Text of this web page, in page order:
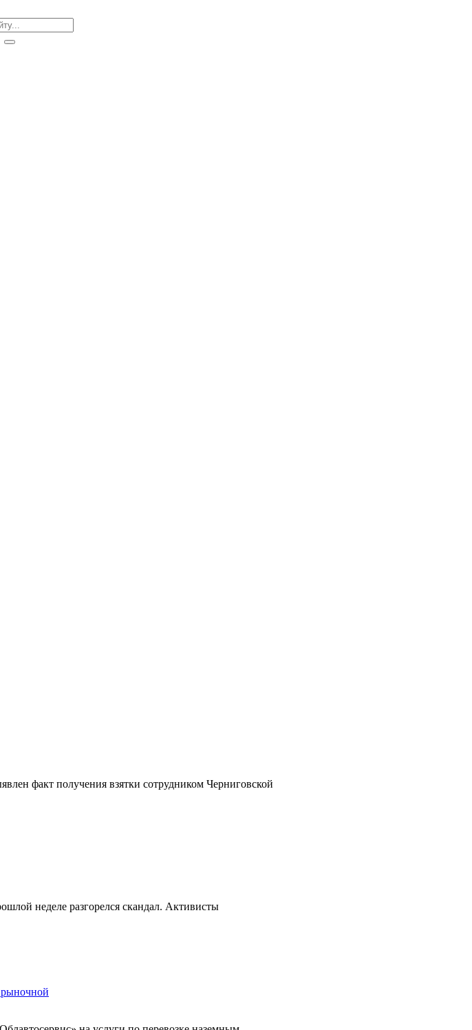
факт получения взятки сотрудником Черниговской
неделе разгорелся скандал. Активисты
рыночной